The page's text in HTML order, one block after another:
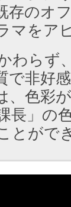
存のオ
マをア
わらず
で非好
、色彩
長」の
とがで